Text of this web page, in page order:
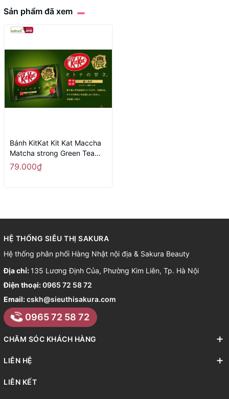
Sản phẩm đã xem
Bánh KitKat Kit Kat Maccha
Matcha strong Green Tea
Chocolate
79.000₫
HỆ THỐNG SIÊU THỊ SAKURA
Hệ thống phân phối Hàng Nhật nội địa & Sakura Beauty
Địa chỉ: 135 Lương Định Của, Phường Kim Liên, Tp. Hà Nội
Điện thoại:0965 72 58 72
Email:cskh@sieuthisakura.com
0965 72 58 72
CHĂM SÓC KHÁCH HÀNG
LIÊN HỆ
LIÊN KẾT